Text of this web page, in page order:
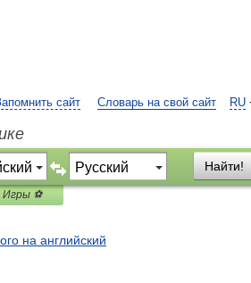
RU
сайт Словарь на свой сайт
Найти!
Игры ⚽
на английский